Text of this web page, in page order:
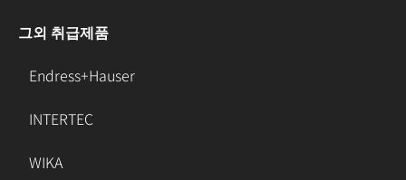
그외 취급제품
Endress+Hauser
INTERTEC
WIKA